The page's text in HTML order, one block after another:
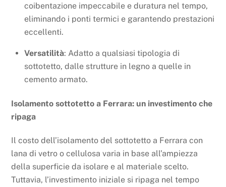
coibentazione impeccabile e duratura nel tempo,
eliminando i ponti termici e garantendo prestazioni
eccellenti.
Versatilità: Adatto a qualsiasi tipologia di
sottotetto, dalle strutture in legno a quelle in
cemento armato.
Isolamento sottotetto a Ferrara: un investimento che
ripaga
Il costo dell’isolamento del sottotetto a Ferrara con
lana di vetro o cellulosa varia in base all’ampiezza
della superficie da isolare e al materiale scelto.
Tuttavia, l’investimento iniziale si ripaga nel tempo